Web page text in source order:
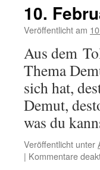
10.
Veröffentlicht am
Aus dem
Thema
sich hat,
Demut,
was du
Veröffentlicht unter
| Kommentare